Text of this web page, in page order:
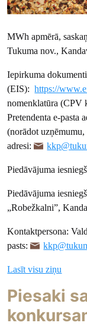
MWh apmērā,
Tukuma nov.,
Iepirkuma
(EIS):https://
nomenklatūra (CPV
Pretendenta e-pasta
(norādot
adresi:
Piedāvājuma
Piedāvājuma
„Robežkalni”,
Kontaktpersona:
pasts:
Lasīt visu ziņu
Piesaki